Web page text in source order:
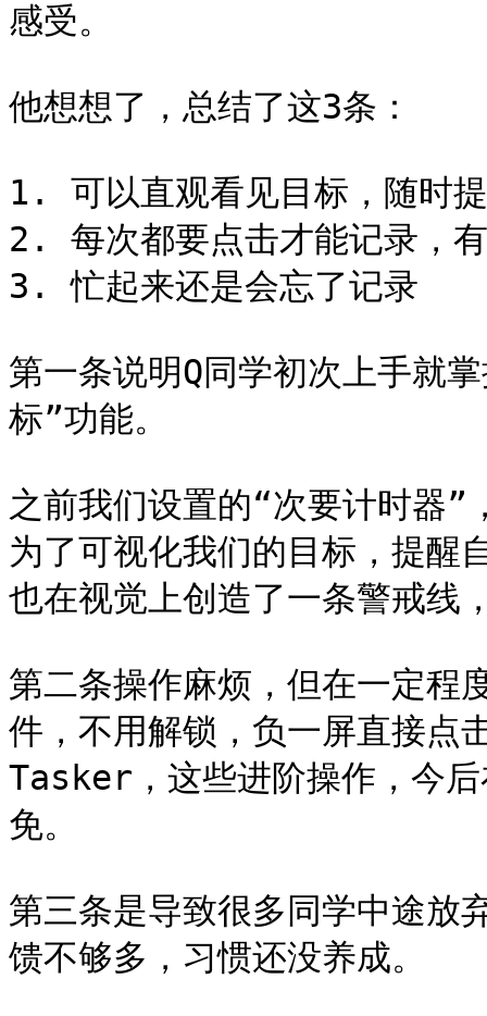
感受。
他想想了，总结了这3条：
1. 可以直观看见目标，随时
2. 每次都要点击才能记录，
3. 忙起来还是会忘了记录
第一条说明Q同学初次上手就
标”功能。
之前我们设置的“次要计时器
为了可视化我们的目标，提醒
也在视觉上创造了一条警戒线
第二条操作麻烦，但在一定程
件，不用解锁，负一屏直接点
Tasker，这些进阶操作，今
免。
第三条是导致很多同学中途放
馈不够多，习惯还没养成。